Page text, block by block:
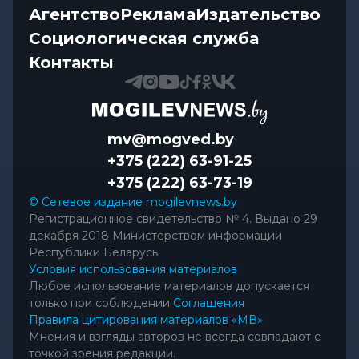
АгентствоРекламаИздательство
Социологическая служба
Контакты
mv@mogved.by
+375 (222) 63-91-25
+375 (222) 63-73-19
© Сетевое издание mogilevnews.by
Регистрационное свидетельство № 4. Выдано 29
декабря 2018 Министерством информации
Республики Беларусь
Условия использования материалов
Любое использование материалов допускается
только при соблюдении Соглашения
Правила цитирования материалов «МВ»
Мнения и взгляды авторов не всегда совпадают с
точкой зрения редакции.